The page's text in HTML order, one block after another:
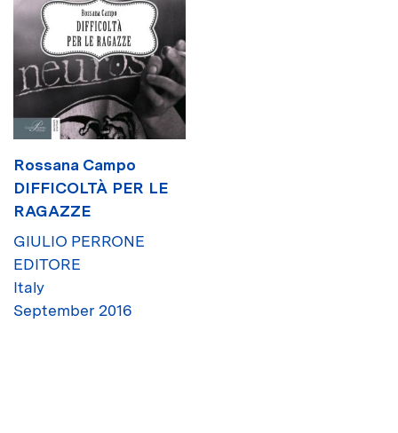
Rossana Campo
DIFFICOLTÀ PER LE
RAGAZZE
GIULIO PERRONE
EDITORE
Italy
September 2016